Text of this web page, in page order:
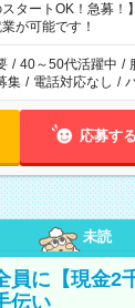
残業はしたくない
のお仕事の勤務時
きません。
スタートOK！急募
が可能です！
/ 40～50代活躍中 /
集 / 電話対応なし /
応募する
未読
員に【現金2
伝い